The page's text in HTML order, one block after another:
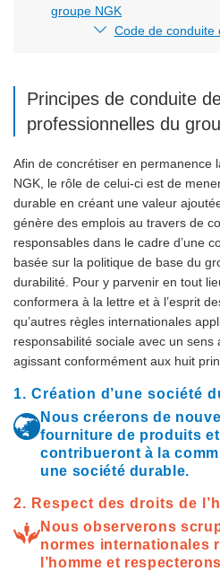
groupe NGK
Code de conduite
Principes de conduite
professionnelles du
Afin de concrétiser en permanence
NGK, le rôle de celui-ci est de
durable en créant une valeur
génère des emplois au travers de
responsables dans le cadre d’une
basée sur la politique de base du
durabilité. Pour y parvenir en tout
conformera à la lettre et à l’esprit
qu’autres règles internationales
responsabilité sociale avec un
agissant conformément aux huit
1. Création d’une société
Nous créerons de
fourniture de produits
contribueront à la
une société durable.
2. Respect des droits de
Nous observerons
normes internationales
l’homme et